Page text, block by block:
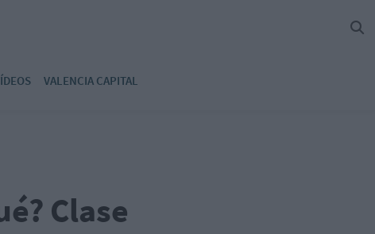
VALENCIA CAPITAL
Clase